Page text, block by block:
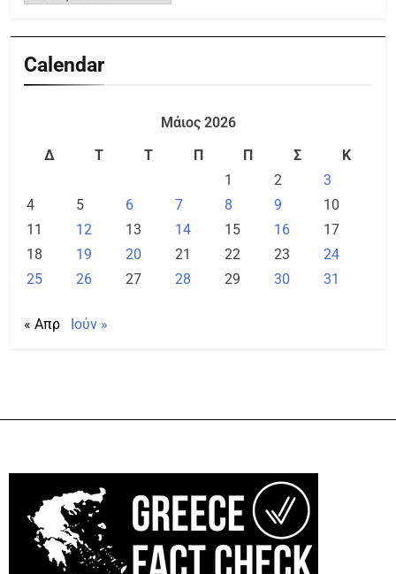
Calendar
Μάιος 2026
Δ
Τ Τ Π Π Σ
Κ
1
2
3
4
5 6 7 8 9
10
11
12 13 14 15 16
17
18
19 20 21 22 23
24
25
26 27 28 29 30 31
« Απρ Ιούν »